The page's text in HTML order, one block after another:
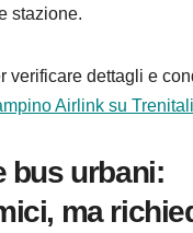
stazione.
verificare dettagli e
Airlink su
bus urbani:
ma